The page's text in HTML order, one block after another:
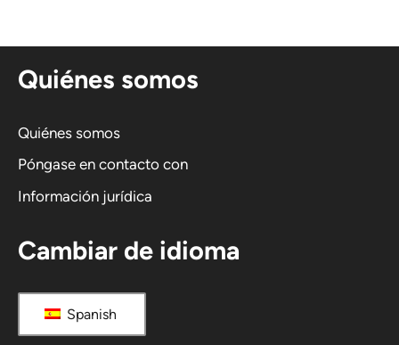
a
i
a
:
Quiénes somos
Quiénes somos
Póngase en contacto con
Información jurídica
Cambiar de idioma
Spanish